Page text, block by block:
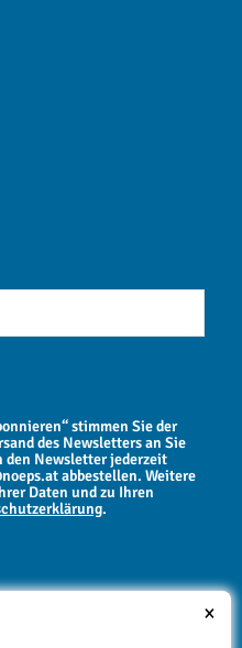
stimmen Sie der
des Newsletters an Sie
den Newsletter jederzeit
abbestellen. Weitere
Daten und zu Ihren
.
×